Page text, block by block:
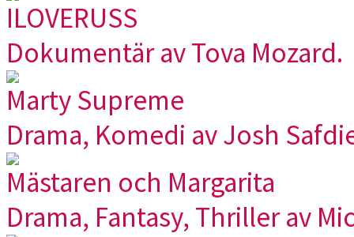
ILOVERUSS
Dokumentär av Tova Mozard.
Marty Supreme
Drama, Komedi av Josh
Mästaren och Margarita
Drama, Fantasy, Thriller av